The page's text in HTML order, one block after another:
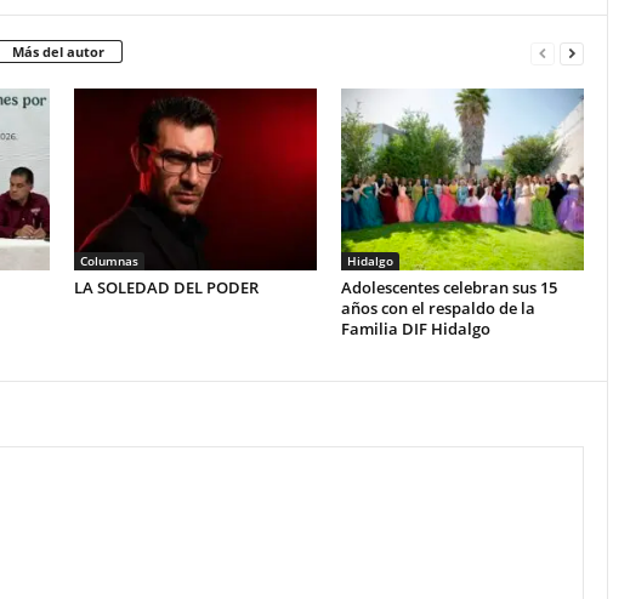
Más del autor
Columnas
LA SOLEDAD DEL PODER
Hidalgo
Adolescentes celebran sus 15
años con el respaldo de la
Familia DIF Hidalgo